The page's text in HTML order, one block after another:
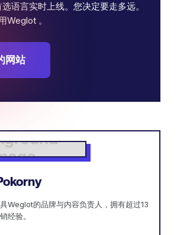
语言实时上线。您决定要走多远。
Weglot 。
网站
Weglot的品牌与内容负责人，拥有超过13
经验。